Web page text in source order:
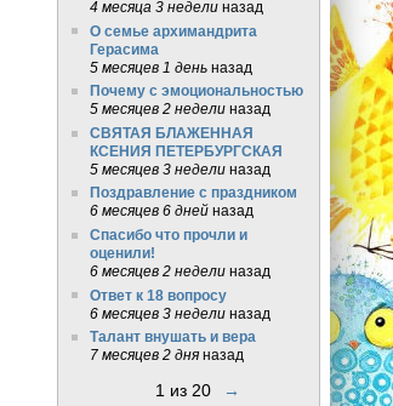
4 месяца 3 неделиназад
О семье архимандрита
Герасима
5 месяцев 1 деньназад
Почему с эмоциональностью
5 месяцев 2 неделиназад
СВЯТАЯ БЛАЖЕННАЯ
КСЕНИЯ ПЕТЕРБУРГСКАЯ
5 месяцев 3 неделиназад
Поздравление с праздником
6 месяцев 6 днейназад
Спасибо что прочли и
оценили!
6 месяцев 2 неделиназад
Ответ к 18 вопросу
6 месяцев 3 неделиназад
Талант внушать и вера
7 месяцев 2 дняназад
1 из 20 →